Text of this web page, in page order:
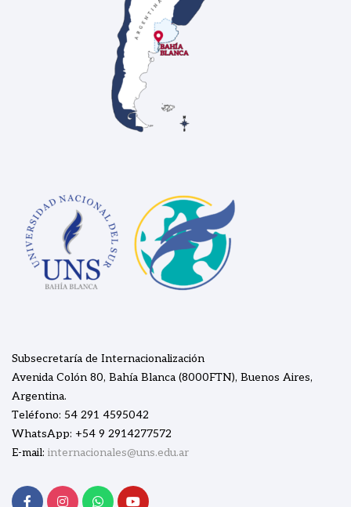
Subsecretaría de Internacionalización
Avenida Colón 80, Bahía Blanca (8000FTN), Buenos Aires,
Argentina.
Teléfono: 54 291 4595042
WhatsApp: +54 9 2914277572
E-mail: internacionales@uns.edu.ar